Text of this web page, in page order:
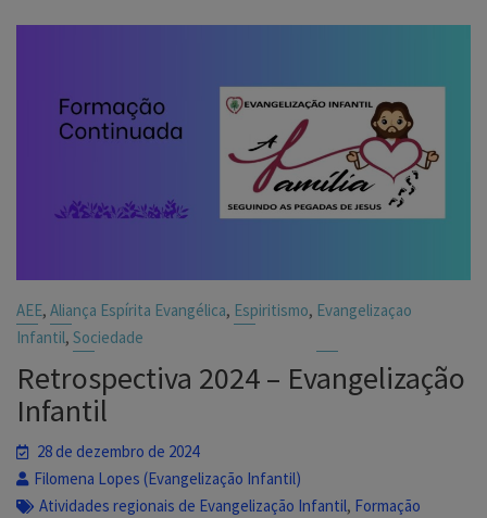
AEE,Aliança Espírita Evangélica, Espiritismo, Evangelizaçao
Infantil,Sociedade
Retrospectiva 2024 – Evangelização
Infantil
28 de dezembro de 2024
Filomena Lopes (Evangelização Infantil)
Atividades regionais de Evangelização Infantil, Formação